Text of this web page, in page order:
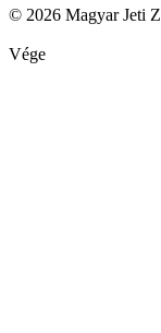
© 2026 Magyar Jeti
Vége